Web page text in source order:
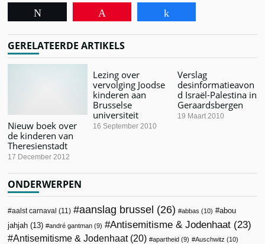
GERELATEERDE ARTIKELS
Nieuw boek over
de kinderen van
Theresienstadt
17 December 2012
Lezing over
vervolging Joodse
kinderen aan
Brusselse
universiteit
16 September 2010
Verslag
desinformatieavon
d Israël-Palestina in
Geraardsbergen
19 Maart 2010
ONDERWERPEN
aalst carnaval (11) aanslag brussel (26) abbas (10)
abou
jahjah (13) andré gantman (9) Antisemitisme & Jodenhaat (23)
Antisemitisme & Jodenhaat(20) apartheid (9) Auschwitz (10)